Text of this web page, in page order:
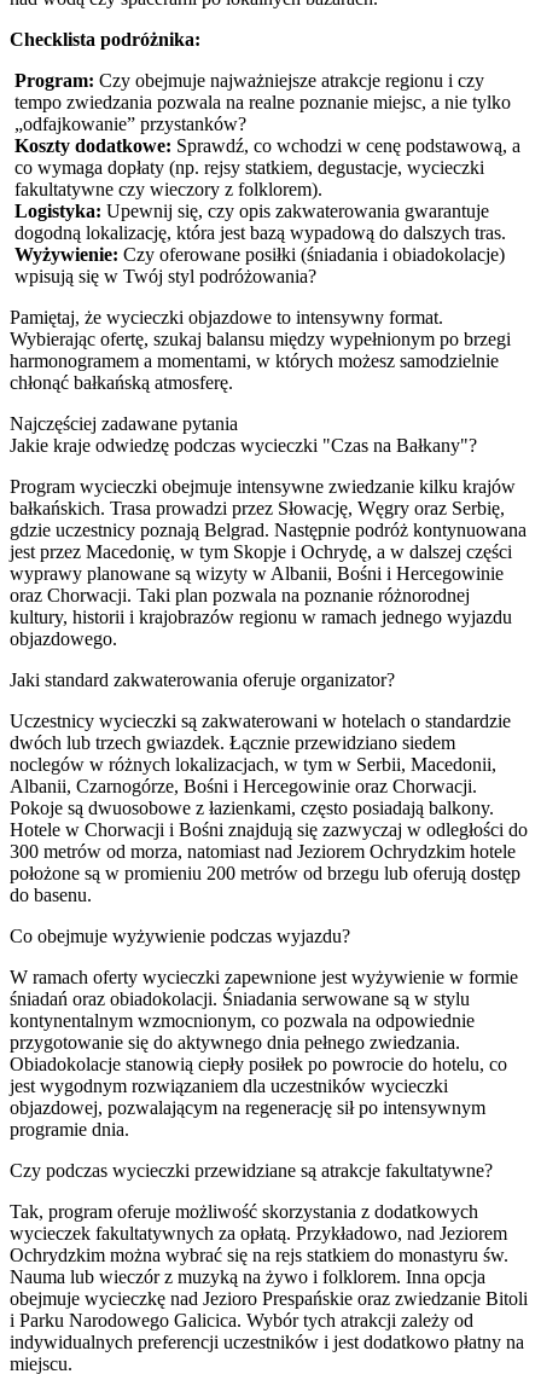
Checklista podróżnika:
Program: Czy obejmuje najważniejsze atrakcje regionu i czy
tempo zwiedzania pozwala na realne poznanie miejsc, a nie tylko
„odfajkowanie” przystanków?
Koszty dodatkowe: Sprawdź, co wchodzi w cenę podstawową, a
co wymaga dopłaty (np. rejsy statkiem, degustacje, wycieczki
fakultatywne czy wieczory z folklorem).
Logistyka: Upewnij się, czy opis zakwaterowania gwarantuje
dogodną lokalizację, która jest bazą wypadową do dalszych tras.
Wyżywienie: Czy oferowane posiłki (śniadania i obiadokolacje)
wpisują się w Twój styl podróżowania?
Pamiętaj, że wycieczki objazdowe to intensywny format.
Wybierając ofertę, szukaj balansu między wypełnionym po brzegi
harmonogramem a momentami, w których możesz samodzielnie
chłonąć bałkańską atmosferę.
Najczęściej zadawane pytania
Jakie kraje odwiedzę podczas wycieczki "Czas na Bałkany"?
Program wycieczki obejmuje intensywne zwiedzanie kilku krajów
bałkańskich. Trasa prowadzi przez Słowację, Węgry oraz Serbię,
gdzie uczestnicy poznają Belgrad. Następnie podróż kontynuowana
jest przez Macedonię, w tym Skopje i Ochrydę, a w dalszej części
wyprawy planowane są wizyty w Albanii, Bośni i Hercegowinie
oraz Chorwacji. Taki plan pozwala na poznanie różnorodnej
kultury, historii i krajobrazów regionu w ramach jednego wyjazdu
objazdowego.
Jaki standard zakwaterowania oferuje organizator?
Uczestnicy wycieczki są zakwaterowani w hotelach o standardzie
dwóch lub trzech gwiazdek. Łącznie przewidziano siedem
noclegów w różnych lokalizacjach, w tym w Serbii, Macedonii,
Albanii, Czarnogórze, Bośni i Hercegowinie oraz Chorwacji.
Pokoje są dwuosobowe z łazienkami, często posiadają balkony.
Hotele w Chorwacji i Bośni znajdują się zazwyczaj w odległości do
300 metrów od morza, natomiast nad Jeziorem Ochrydzkim hotele
położone są w promieniu 200 metrów od brzegu lub oferują dostęp
do basenu.
Co obejmuje wyżywienie podczas wyjazdu?
W ramach oferty wycieczki zapewnione jest wyżywienie w formie
śniadań oraz obiadokolacji. Śniadania serwowane są w stylu
kontynentalnym wzmocnionym, co pozwala na odpowiednie
przygotowanie się do aktywnego dnia pełnego zwiedzania.
Obiadokolacje stanowią ciepły posiłek po powrocie do hotelu, co
jest wygodnym rozwiązaniem dla uczestników wycieczki
objazdowej, pozwalającym na regenerację sił po intensywnym
programie dnia.
Czy podczas wycieczki przewidziane są atrakcje fakultatywne?
Tak, program oferuje możliwość skorzystania z dodatkowych
wycieczek fakultatywnych za opłatą. Przykładowo, nad Jeziorem
Ochrydzkim można wybrać się na rejs statkiem do monastyru św.
Nauma lub wieczór z muzyką na żywo i folklorem. Inna opcja
obejmuje wycieczkę nad Jezioro Prespańskie oraz zwiedzanie Bitoli
i Parku Narodowego Galicica. Wybór tych atrakcji zależy od
indywidualnych preferencji uczestników i jest dodatkowo płatny na
miejscu.